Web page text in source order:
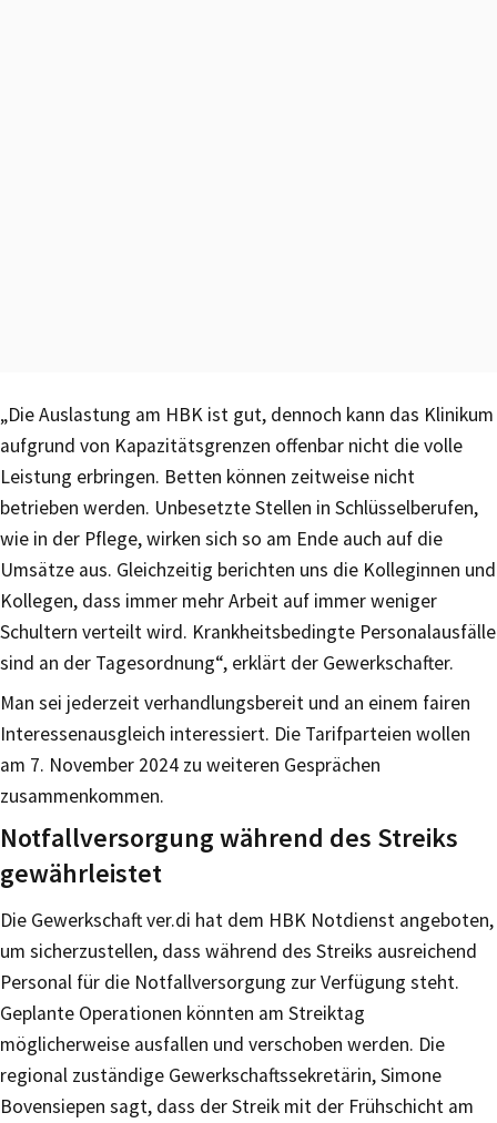
„Die Auslastung am HBK ist gut, dennoch kann das Klinikum
aufgrund von Kapazitätsgrenzen offenbar nicht die volle
Leistung erbringen. Betten können zeitweise nicht
betrieben werden. Unbesetzte Stellen in Schlüsselberufen,
wie in der Pflege, wirken sich so am Ende auch auf die
Umsätze aus. Gleichzeitig berichten uns die Kolleginnen und
Kollegen, dass immer mehr Arbeit auf immer weniger
Schultern verteilt wird. Krankheitsbedingte Personalausfälle
sind an der Tagesordnung“, erklärt der Gewerkschafter.
Man sei jederzeit verhandlungsbereit und an einem fairen
Interessenausgleich interessiert. Die Tarifparteien wollen
am 7. November 2024 zu weiteren Gesprächen
zusammenkommen.
Notfallversorgung während des Streiks
gewährleistet
Die Gewerkschaft ver.di hat dem HBK Notdienst angeboten,
um sicherzustellen, dass während des Streiks ausreichend
Personal für die Notfallversorgung zur Verfügung steht.
Geplante Operationen könnten am Streiktag
möglicherweise ausfallen und verschoben werden. Die
regional zuständige Gewerkschaftssekretärin, Simone
Bovensiepen sagt, dass der Streik mit der Frühschicht am